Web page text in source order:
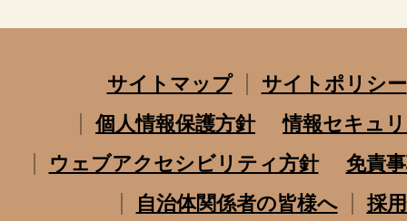
サイトマップ
サイトポリシー
個人情報保護方針
情報セキュ
ウェブアクセシビリティ方針
免責
自治体関係者の皆様へ
採